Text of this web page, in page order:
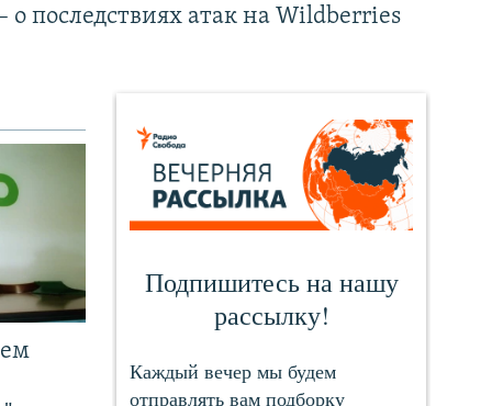
о последствиях атак на Wildberries